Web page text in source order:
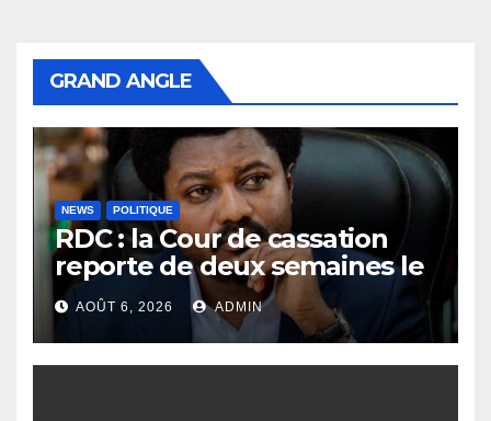
GRAND ANGLE
NEWS POLITIQUE
RDC : la Cour de cassation
reporte de deux semaines le
procès Frivao
AOÛT 6, 2026 ADMIN